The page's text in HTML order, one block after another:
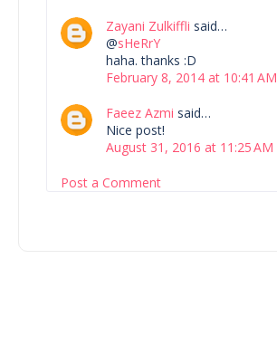
Zayani Zulkiffli said…
@sHeRrY
haha. thanks :D
February 8, 2014 at 10:41 AM
Faeez Azmi said…
Nice post!
August 31, 2016 at 11:25 AM
Post a Comment